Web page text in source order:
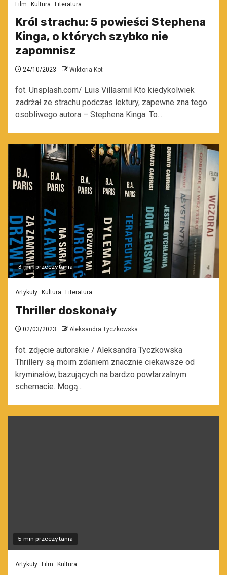
Film Kultura Literatura
Król strachu: 5 powieści Stephena
Kinga, o których szybko nie
zapomnisz
24/10/2023 Wiktoria Kot
fot. Unsplash.com/ Luis Villasmil Kto kiedykolwiek
zadrżał ze strachu podczas lektury, zapewne zna tego
osobliwego autora – Stephena Kinga. To...
3 min przeczytania
Artykuły Kultura Literatura
Thriller doskonały
02/03/2023 Aleksandra Tyczkowska
fot. zdjęcie autorskie / Aleksandra Tyczkowska
Thrillery są moim zdaniem znacznie ciekawsze od
kryminałów, bazujących na bardzo powtarzalnym
schemacie. Mogą...
5 min przeczytania
Artykuły Film Kultura